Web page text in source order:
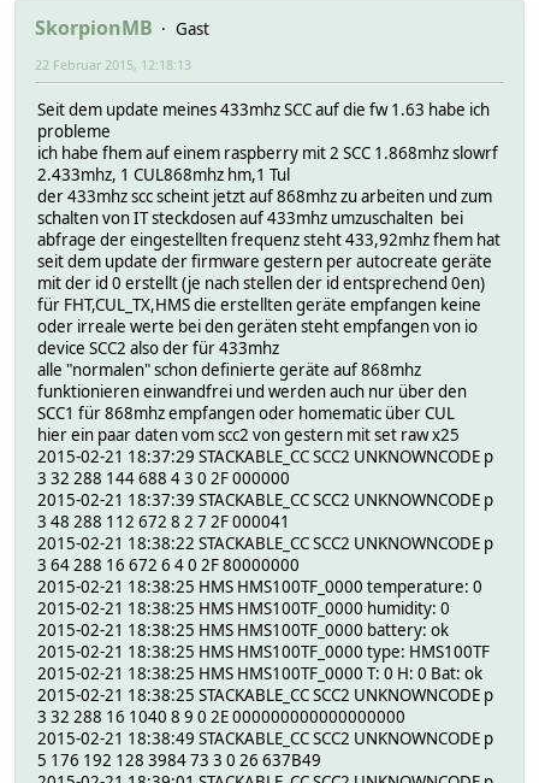
SkorpionMB Gast
22 Februar 2015, 12:18:13
Seit dem update meines 433mhz SCC auf die fw 1.63 habe ich
probleme
ich habe fhem auf einem raspberry mit 2 SCC 1.868mhz slowrf
2.433mhz, 1 CUL868mhz hm,1 Tul
der 433mhz scc scheint jetzt auf 868mhz zu arbeiten und zum
schalten von IT steckdosen auf 433mhz umzuschalten bei
abfrage der eingestellten frequenz steht 433,92mhz fhem hat
seit dem update der firmware gestern per autocreate geräte
mit der id 0 erstellt (je nach stellen der id entsprechend 0en)
für FHT,CUL_TX,HMS die erstellten geräte empfangen keine
oder irreale werte bei den geräten steht empfangen von io
device SCC2 also der für 433mhz
alle "normalen" schon definierte geräte auf 868mhz
funktionieren einwandfrei und werden auch nur über den
SCC1 für 868mhz empfangen oder homematic über CUL
hier ein paar daten vom scc2 von gestern mit set raw x25
2015-02-21 18:37:29 STACKABLE_CC SCC2 UNKNOWNCODE p
3 32 288 144 688 4 3 0 2F 000000
2015-02-21 18:37:39 STACKABLE_CC SCC2 UNKNOWNCODE p
3 48 288 112 672 8 2 7 2F 000041
2015-02-21 18:38:22 STACKABLE_CC SCC2 UNKNOWNCODE p
3 64 288 16 672 6 4 0 2F 80000000
2015-02-21 18:38:25 HMS HMS100TF_0000 temperature: 0
2015-02-21 18:38:25 HMS HMS100TF_0000 humidity: 0
2015-02-21 18:38:25 HMS HMS100TF_0000 battery: ok
2015-02-21 18:38:25 HMS HMS100TF_0000 type: HMS100TF
2015-02-21 18:38:25 HMS HMS100TF_0000 T: 0 H: 0 Bat: ok
2015-02-21 18:38:25 STACKABLE_CC SCC2 UNKNOWNCODE p
3 32 288 16 1040 8 9 0 2E 000000000000000000
2015-02-21 18:38:49 STACKABLE_CC SCC2 UNKNOWNCODE p
5 176 192 128 3984 73 3 0 26 637B49